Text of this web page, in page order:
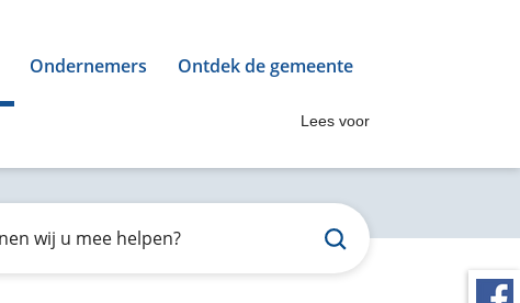
Ondernemers Ontdek de gemeente
Lees voor